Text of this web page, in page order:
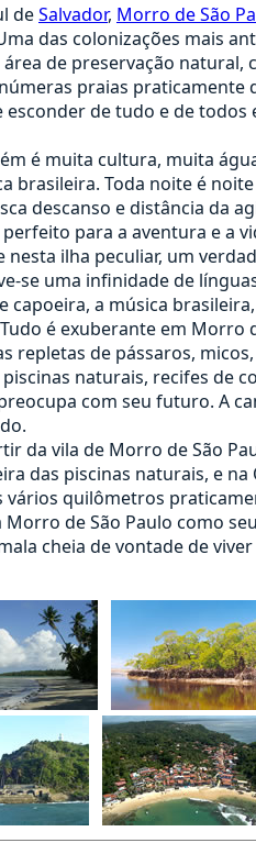
deSalvador, Morro de São
das colonizações mais
de preservação natural,
praias praticamente
esconder de tudo e de
é muita cultura, muita
brasileira. Toda noite é
descanso e distância da
para a aventura e a
ilha peculiar, um
se uma infinidade de
capoeira, a música
é exuberante em Morro
repletas de pássaros,
naturais, recifes de
com seu futuro. A
da vila de Morro de São
das piscinas naturais, e
vários quilômetros
de São Paulo como
cheia de vontade de